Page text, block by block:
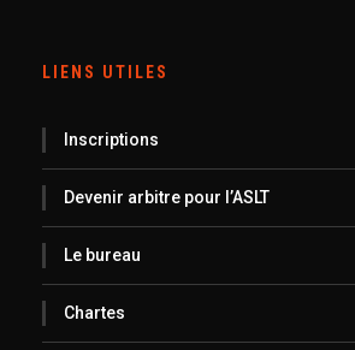
LIENS UTILES
Inscriptions
Devenir arbitre pour l’ASLT
Le bureau
Chartes